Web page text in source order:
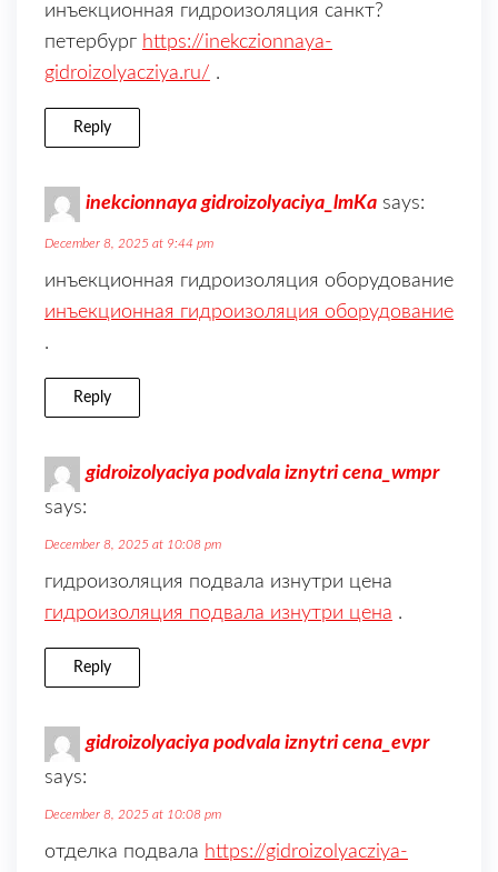
инъекционная гидроизоляция санкт?
петербург https://inekczionnaya-
gidroizolyacziya.ru/ .
Reply
inekcionnaya gidroizolyaciya_lmKa says:
December 8, 2025 at 9:44 pm
инъекционная гидроизоляция оборудование
инъекционная гидроизоляция оборудование
.
Reply
gidroizolyaciya podvala iznytri cena_wmpr
says:
December 8, 2025 at 10:08 pm
гидроизоляция подвала изнутри цена
гидроизоляция подвала изнутри цена .
Reply
gidroizolyaciya podvala iznytri cena_evpr
says:
December 8, 2025 at 10:08 pm
отделка подвала https://gidroizolyacziya-